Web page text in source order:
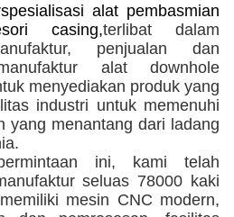
alat pembasmian
casing,terlibat dalam
penjualan dan
alat downhole
menyediakan produk yang
industri untuk memenuhi
yang menantang dari ladang
ini, kami telah
seluas 78000 kaki
mesin CNC modern,